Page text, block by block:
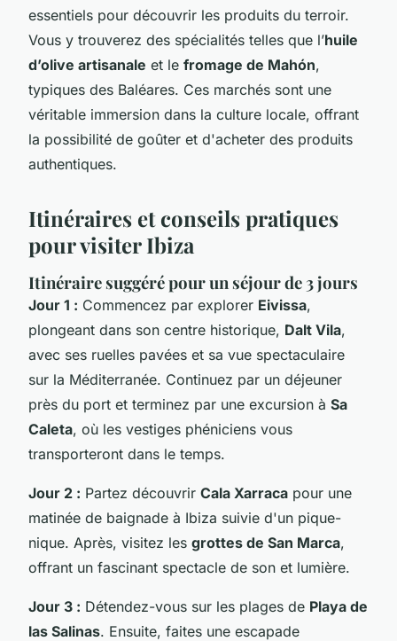
essentiels pour découvrir les produits du terroir.
Vous y trouverez des spécialités telles que l’huile
d’olive artisanale et le fromage de Mahón,
typiques des Baléares. Ces marchés sont une
véritable immersion dans la culture locale, offrant
la possibilité de goûter et d'acheter des produits
authentiques.
Itinéraires et conseils pratiques
pour visiter Ibiza
Itinéraire suggéré pour un séjour de 3 jours
Jour 1 : Commencez par explorer Eivissa,
plongeant dans son centre historique, Dalt Vila,
avec ses ruelles pavées et sa vue spectaculaire
sur la Méditerranée. Continuez par un déjeuner
près du port et terminez par une excursion à Sa
Caleta, où les vestiges phéniciens vous
transporteront dans le temps.
Jour 2 : Partez découvrir Cala Xarraca pour une
matinée de baignade à Ibiza suivie d'un pique-
nique. Après, visitez les grottes de San Marca,
offrant un fascinant spectacle de son et lumière.
Jour 3 : Détendez-vous sur les plages de Playa de
las Salinas. Ensuite, faites une escapade